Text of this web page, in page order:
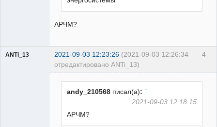
АРЧМ?
4
ANTi_13 2021-09-03 12:23:26 (2021-09-03 12:26:34
отредактировано ANTi_13)
andy_210568 писал(а): ↑
2021-09-03 12:18:15
АРЧМ?